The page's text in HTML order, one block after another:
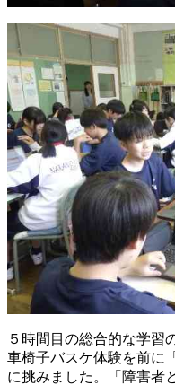
５時間目の総合的な学習
車椅子バスケ体験を前に
に挑みました。「障害者